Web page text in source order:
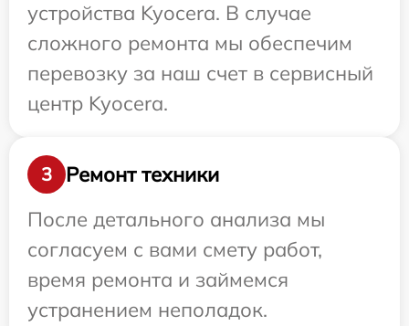
устройства Kyocera. В случае
сложного ремонта мы обеспечим
перевозку за наш счет в сервисный
центр Kyocera.
3
Ремонт техники
После детального анализа мы
согласуем с вами смету работ,
время ремонта и займемся
устранением неполадок.